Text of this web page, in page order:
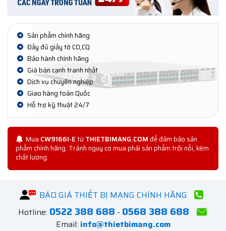
Sản phẩm chính hãng
Đầy đủ giấy tờ CO,CQ
Bảo hành chính hãng
Giá bán cạnh tranh nhất
Dịch vụ chuyên nghiệp
Giao hàng toàn Quốc
Hỗ trợ kỹ thuật 24/7
Mua CW9166I-EtừTHIETBIMANG.COMđể đảm bảo sản
phẩm chính hãng. Tránh nguy cơ mua phải sản phẩm trôi nổi, kém
chất lượng.
BÁO GIÁ THIẾT BỊ MẠNG CHÍNH HÃNG
Hotline: 0522 388 688 - 0568 388 688
Email: info@thietbimang.com